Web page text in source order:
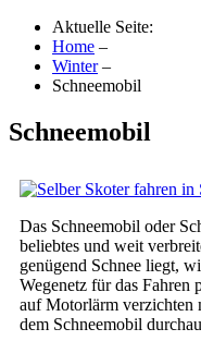
Aktuelle Seite:
Home –
Winter –
Schneemobil
Schneemobil
Das Schneemobil oder
beliebtes und weit
genügend Schnee liegt,
Wegenetz für das
auf Motorlärm verzichten
dem Schneemobil